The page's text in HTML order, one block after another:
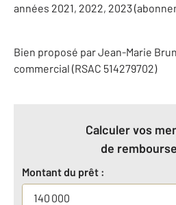
années 2021, 2022, 2023
Bien proposé parJean-Marie
commercial (RSAC 514279702)
Calculer vos
de
Montant du prêt :